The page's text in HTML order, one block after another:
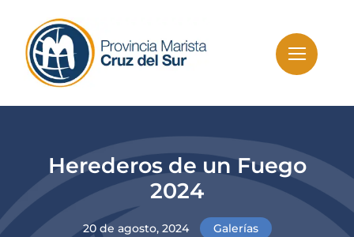
content
Herederos de un Fuego
2024
20 de agosto, 2024 Galerías